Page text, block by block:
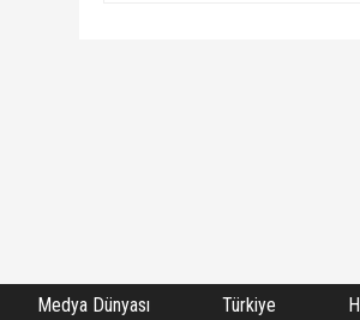
Medya Dünyası Türkiye